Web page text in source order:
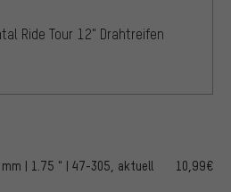
Ride Tour 12" Drahtreifen
| 1.75 " | 47-305, aktuell
10,99€